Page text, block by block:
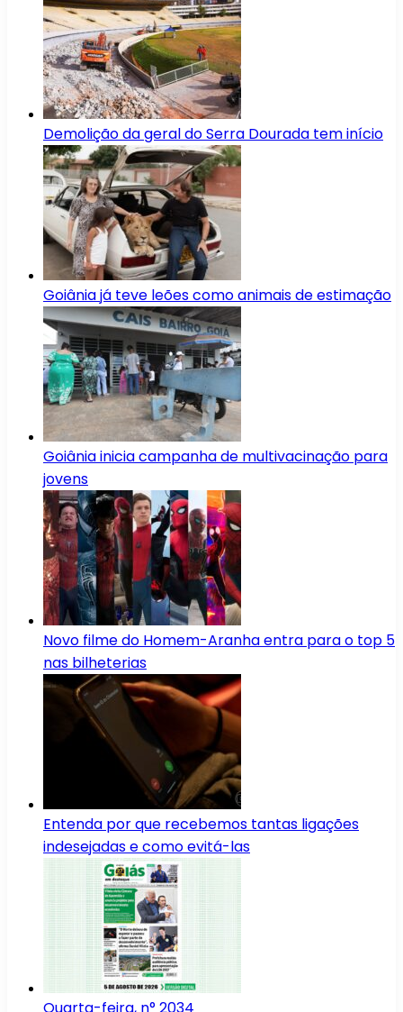
Demolição da geral do Serra Dourada tem início
Goiânia já teve leões como animais de estimação
Goiânia inicia campanha de multivacinação para
jovens
Novo filme do Homem-Aranha entra para o top 5
nas bilheterias
Entenda por que recebemos tantas ligações
indesejadas e como evitá-las